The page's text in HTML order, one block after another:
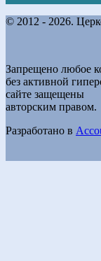
© 2012 - 2026.
Запрещено любое
без активной
сайте защещены
авторским правом.
Разработано в